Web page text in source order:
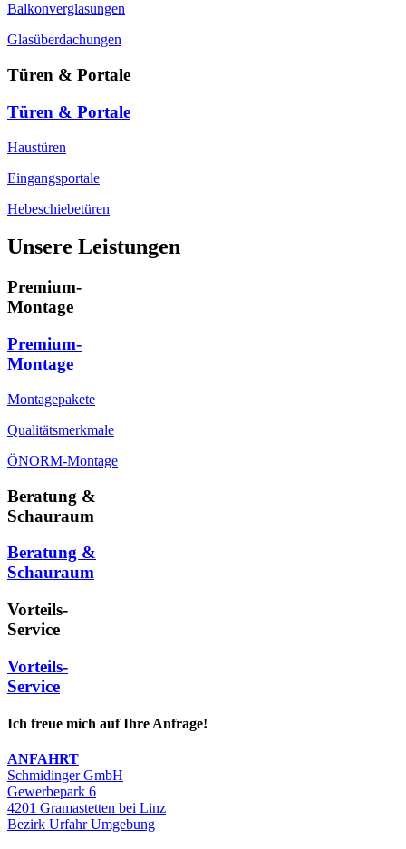
Balkonverglasungen
Glasüberdachungen
Türen & Portale
Türen & Portale
Haustüren
Eingangsportale
Hebeschiebetüren
Unsere Leistungen
Premium-
Montage
Premium-
Montage
Montagepakete
Qualitätsmerkmale
ÖNORM-Montage
Beratung &
Schauraum
Beratung &
Schauraum
Vorteils-
Service
Vorteils-
Service
Ich freue mich auf Ihre Anfrage!
ANFAHRT
Schmidinger GmbH
Gewerbepark 6
4201 Gramastetten bei Linz
Bezirk Urfahr Umgebung